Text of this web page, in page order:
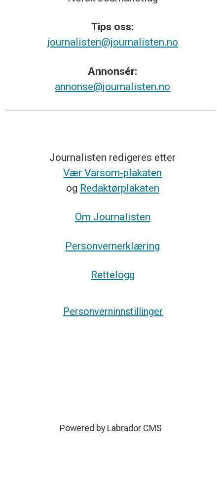
Tips oss:
journalisten@journalisten.no
Annonsér:
annonse@journalisten.no
Journalisten redigeres etter
Vær Varsom-plakaten
og Redaktørplakaten
Om Journalisten
Personvernerklæring
Rettelogg
Personverninnstillinger
Powered by Labrador CMS